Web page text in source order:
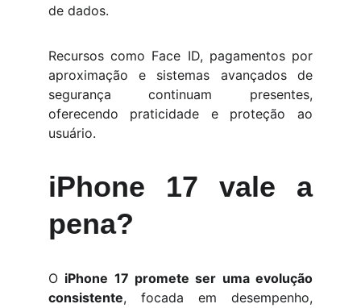
de dados.
Recursos como Face ID, pagamentos por
aproximação e sistemas avançados de
segurança continuam presentes,
oferecendo praticidade e proteção ao
usuário.
iPhone 17 vale a
pena?
O iPhone 17 promete ser uma evolução
consistente, focada em desempenho,